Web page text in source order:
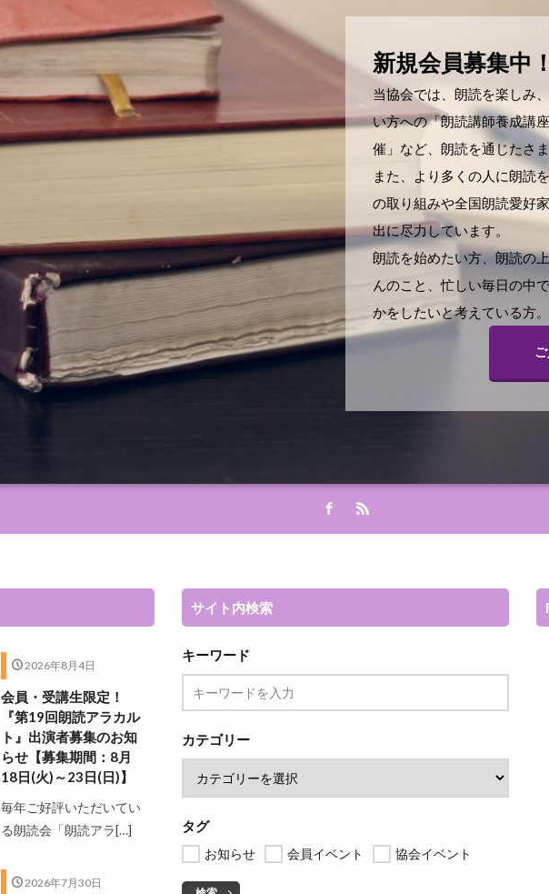
新規会員募集中
当協会では、朗読を楽しみ
い方への「朗読講師養成講
催」など、朗読を通じたさ
また、より多くの人に朗読
の取り組みや全国朗読愛好
出に尽力しています。
朗読を始めたい方、朗読の
んのこと、忙しい毎日の中
かをしたいと考えている方
2026年8月4日
会員・受講生限定！
『第19回朗読アラカル
ト』出演者募集のお知
らせ【募集期間：8月
18日(火)～23日(日)】
毎年ご好評いただいてい
る朗読会「朗読アラ[…]
2026年7月30日
サイト内検索
キーワード
カテゴリー
タグ
お知らせ 会員イベント 協会イベント